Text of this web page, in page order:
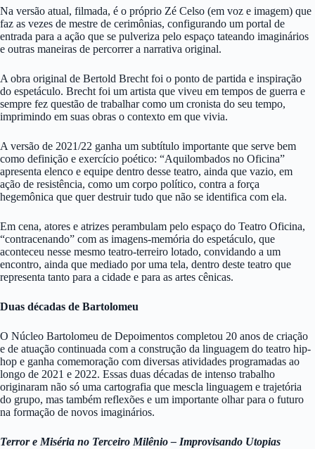
Na versão atual, filmada, é o próprio Zé Celso (em voz e imagem) que
faz as vezes de mestre de cerimônias, configurando um portal de
entrada para a ação que se pulveriza pelo espaço tateando imaginários
e outras maneiras de percorrer a narrativa original.
A obra original de Bertold Brecht foi o ponto de partida e inspiração
do espetáculo. Brecht foi um artista que viveu em tempos de guerra e
sempre fez questão de trabalhar como um cronista do seu tempo,
imprimindo em suas obras o contexto em que vivia.
A versão de 2021/22 ganha um subtítulo importante que serve bem
como definição e exercício poético: “Aquilombados no Oficina”
apresenta elenco e equipe dentro desse teatro, ainda que vazio, em
ação de resistência, como um corpo político, contra a força
hegemônica que quer destruir tudo que não se identifica com ela.
Em cena, atores e atrizes perambulam pelo espaço do Teatro Oficina,
“contracenando” com as imagens-memória do espetáculo, que
aconteceu nesse mesmo teatro-terreiro lotado, convidando a um
encontro, ainda que mediado por uma tela, dentro deste teatro que
representa tanto para a cidade e para as artes cênicas.
Duas décadas de Bartolomeu
O Núcleo Bartolomeu de Depoimentos completou 20 anos de criação
e de atuação continuada com a construção da linguagem do teatro hip-
hop e ganha comemoração com diversas atividades programadas ao
longo de 2021 e 2022. Essas duas décadas de intenso trabalho
originaram não só uma cartografia que mescla linguagem e trajetória
do grupo, mas também reflexões e um importante olhar para o futuro
na formação de novos imaginários.
Terror e Miséria no Terceiro Milênio – Improvisando Utopias